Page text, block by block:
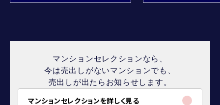
マンションセレクションなら、
今は売出しがないマンションでも、
売出しが出たらお知らせします。
マンションセレクションを詳しく見る